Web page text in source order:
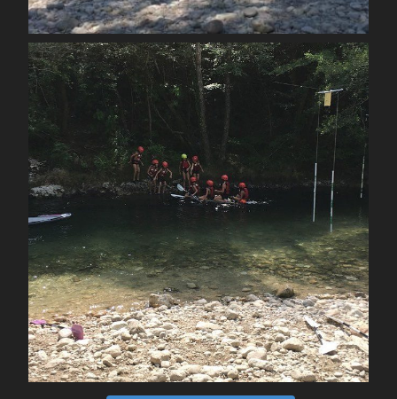
Août 12
spcoccanoekayakduloup
Juil 28